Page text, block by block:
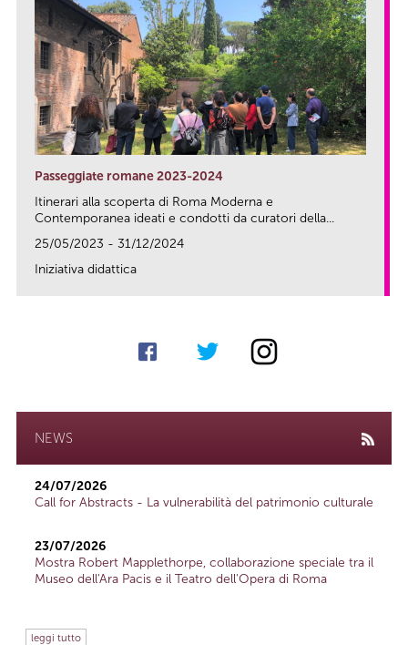
Passeggiate romane 2023-2024
Itinerari alla scoperta di Roma Moderna e
Contemporanea ideati e condotti da curatori della...
25/05/2023 - 31/12/2024
Iniziativa didattica
NEWS
24/07/2026
Call for Abstracts - La vulnerabilità del patrimonio culturale
23/07/2026
Mostra Robert Mapplethorpe, collaborazione speciale tra il
Museo dell'Ara Pacis e il Teatro dell'Opera di Roma
leggi tutto